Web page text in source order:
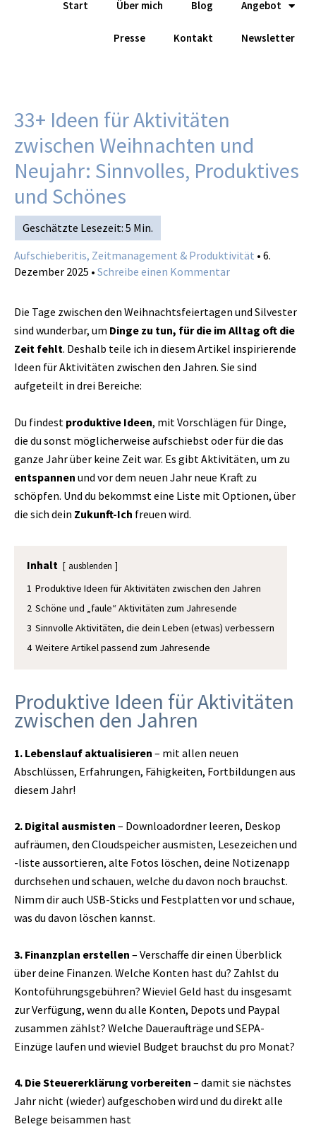
Start Über mich Blog Angebot
Presse Kontakt Newsletter
33+ Ideen für Aktivitäten
zwischen Weihnachten und
Neujahr: Sinnvolles, Produktives
und Schönes
Aufschieberitis, Zeitmanagement & Produktivität • 6.
Dezember 2025 • Schreibe einen Kommentar
Die Tage zwischen den Weihnachtsfeiertagen und Silvester
sind wunderbar, um Dinge zu tun, für die im Alltag oft die
Zeit fehlt. Deshalb teile ich in diesem Artikel inspirierende
Ideen für Aktivitäten zwischen den Jahren. Sie sind
aufgeteilt in drei Bereiche:
Du findest produktive Ideen, mit Vorschlägen für Dinge,
die du sonst möglicherweise aufschiebst oder für die das
ganze Jahr über keine Zeit war. Es gibt Aktivitäten, um zu
entspannen und vor dem neuen Jahr neue Kraft zu
schöpfen. Und du bekommst eine Liste mit Optionen, über
die sich dein Zukunft-Ich freuen wird.
Inhalt ausblenden
1 Produktive Ideen für Aktivitäten zwischen den Jahren
2 Schöne und „faule“ Aktivitäten zum Jahresende
3 Sinnvolle Aktivitäten, die dein Leben (etwas) verbessern
4 Weitere Artikel passend zum Jahresende
Produktive Ideen für Aktivitäten
zwischen den Jahren
1. Lebenslauf aktualisieren – mit allen neuen
Abschlüssen, Erfahrungen, Fähigkeiten, Fortbildungen aus
diesem Jahr!
2. Digital ausmisten – Downloadordner leeren, Deskop
aufräumen, den Cloudspeicher ausmisten, Lesezeichen und
-liste aussortieren, alte Fotos löschen, deine Notizenapp
durchsehen und schauen, welche du davon noch brauchst.
Nimm dir auch USB-Sticks und Festplatten vor und schaue,
was du davon löschen kannst.
3. Finanzplan erstellen – Verschaffe dir einen Überblick
über deine Finanzen. Welche Konten hast du? Zahlst du
Kontoführungsgebühren? Wieviel Geld hast du insgesamt
zur Verfügung, wenn du alle Konten, Depots und Paypal
zusammen zählst? Welche Daueraufträge und SEPA-
Einzüge laufen und wieviel Budget brauchst du pro Monat?
4. Die Steuererklärung vorbereiten – damit sie nächstes
Jahr nicht (wieder) aufgeschoben wird und du direkt alle
Belege beisammen hast